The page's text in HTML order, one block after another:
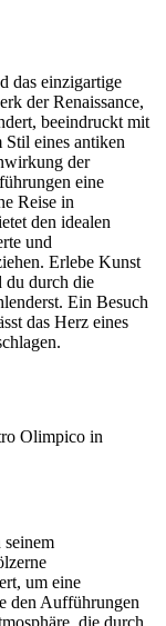
das einzigartige
der Renaissance,
beeindruckt mit
eines antiken
der
eine
Reise in
den idealen
und
Erlebe Kunst
du durch die
Ein Besuch
das Herz eines
Olimpico in
um eine
den Aufführungen